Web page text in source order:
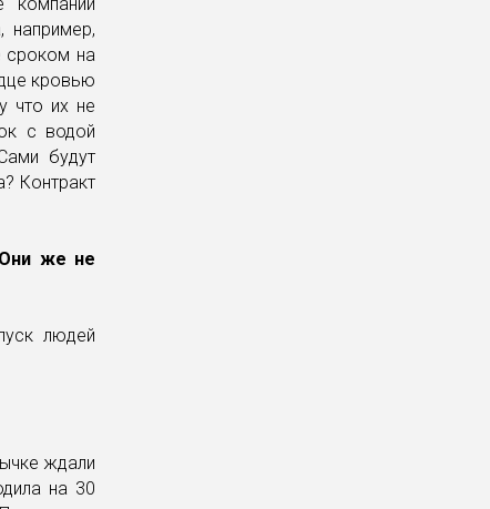
например,
сроком на
кровью
что их не
с водой
будут
Контракт
Они же не
людей
ждали
на 30